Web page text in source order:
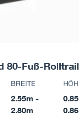
80-Fuß-
BREITE
2.55m -
2.80m